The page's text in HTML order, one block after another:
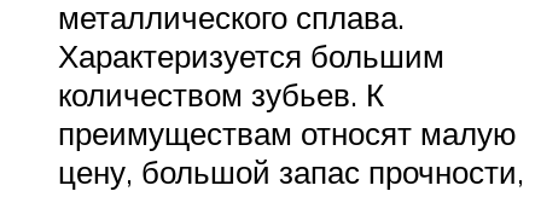
металлического сплава.
Характеризуется большим
количеством зубьев. К
преимуществам относят малую
цену, большой запас прочности,